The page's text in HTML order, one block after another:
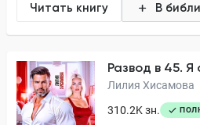
Читать книгу В
Развод в 45. Я
Лилия Хисамова
310.2K зн.